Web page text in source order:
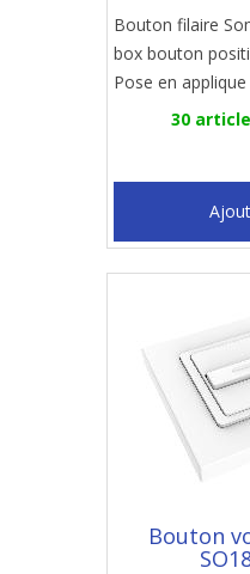
Bouton filaire
box bouton
Pose en applique
30
Bouton